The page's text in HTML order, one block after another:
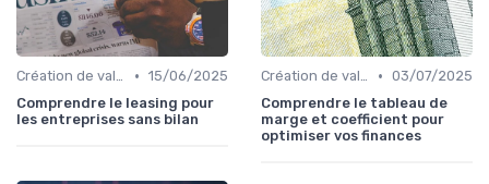
Création de valeur & rentabilité • 15/06/2025
Comprendre le leasing pour
les entreprises sans bilan
Création de valeur & rentabilité • 03/07/2025
Comprendre le tableau de
marge et coefficient pour
optimiser vos finances